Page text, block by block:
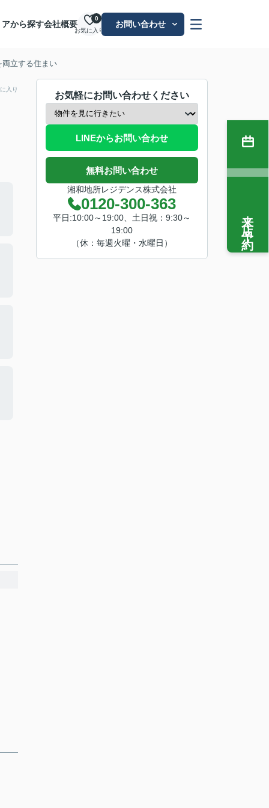
アから探す会社概要
お気に入り
0
お問い合わせ
立する住まい
入り
お気軽にお問い合わせください
LINEからお問い合わせ
無料お問い合わせ
湘和地所レジデンス株式会社
0120-300-363
平日:10:00～19:00、土日祝：9:30～
19:00
（休：毎週火曜・水曜日）
来店予約